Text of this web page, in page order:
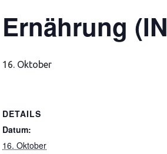
Ernährung
16. Oktober
DETAILS
Datum:
16. Oktober